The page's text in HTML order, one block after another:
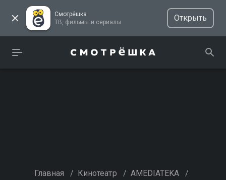
Смотрёшка
ТВ, фильмы и сериалы
Открыть
Главная / Кинотеатр / AMEDIATEKA /